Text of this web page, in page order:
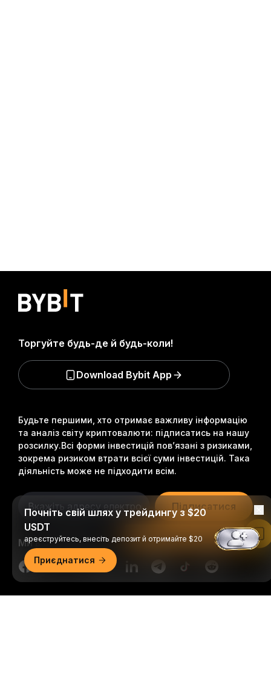
Будьте першими, хто отримає важливу інформацію
та аналіз світу криптовалюти: підписатись на нашу
розсилку.Всі форми інвестицій пов’язані з ризиками,
зокрема ризиком втрати всієї суми інвестицій. Така
діяльність може не підходити всім.
Підписатися
Ми в соцмережах
Торгуйте будь-де й будь-коли!
Download Bybit App
Почніть свій шлях у трейдингу з $20
USDT
ареєструйтесь, внесіть депозит й отримайте $20
Приєднатися
Читати в застосунку Bybit